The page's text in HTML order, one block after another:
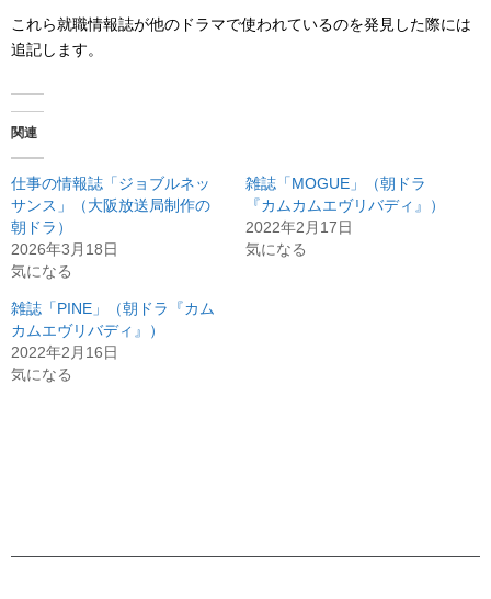
これら就職情報誌が他のドラマで使われているのを発見した際には
追記します。
関連
仕事の情報誌「ジョブルネッ
サンス」（大阪放送局制作の
朝ドラ）
2026年3月18日
気になる
雑誌「MOGUE」（朝ドラ
『カムカムエヴリバディ』）
2022年2月17日
気になる
雑誌「PINE」（朝ドラ『カム
カムエヴリバディ』）
2022年2月16日
気になる